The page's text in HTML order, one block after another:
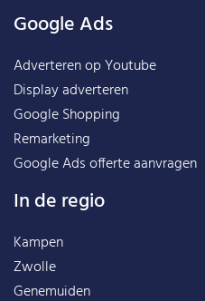
Google Ads
Adverteren op Youtube
Display adverteren
Google Shopping
Remarketing
Google Ads offerte aanvragen
In de regio
Kampen
Zwolle
Genemuiden